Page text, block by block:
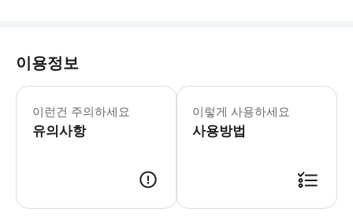
이용정보
이런건 주의하세요
유의사항
이렇게 사용하세요
사용방법